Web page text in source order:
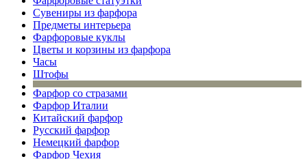
Сувениры из фарфора
Предметы интерьера
Фарфоровые куклы
Цветы и корзины из фарфора
Часы
Штофы
Фарфор со стразами
Фарфор Италии
Китайский фарфор
Русский фарфор
Немецкий фарфор
Фарфор Чехия